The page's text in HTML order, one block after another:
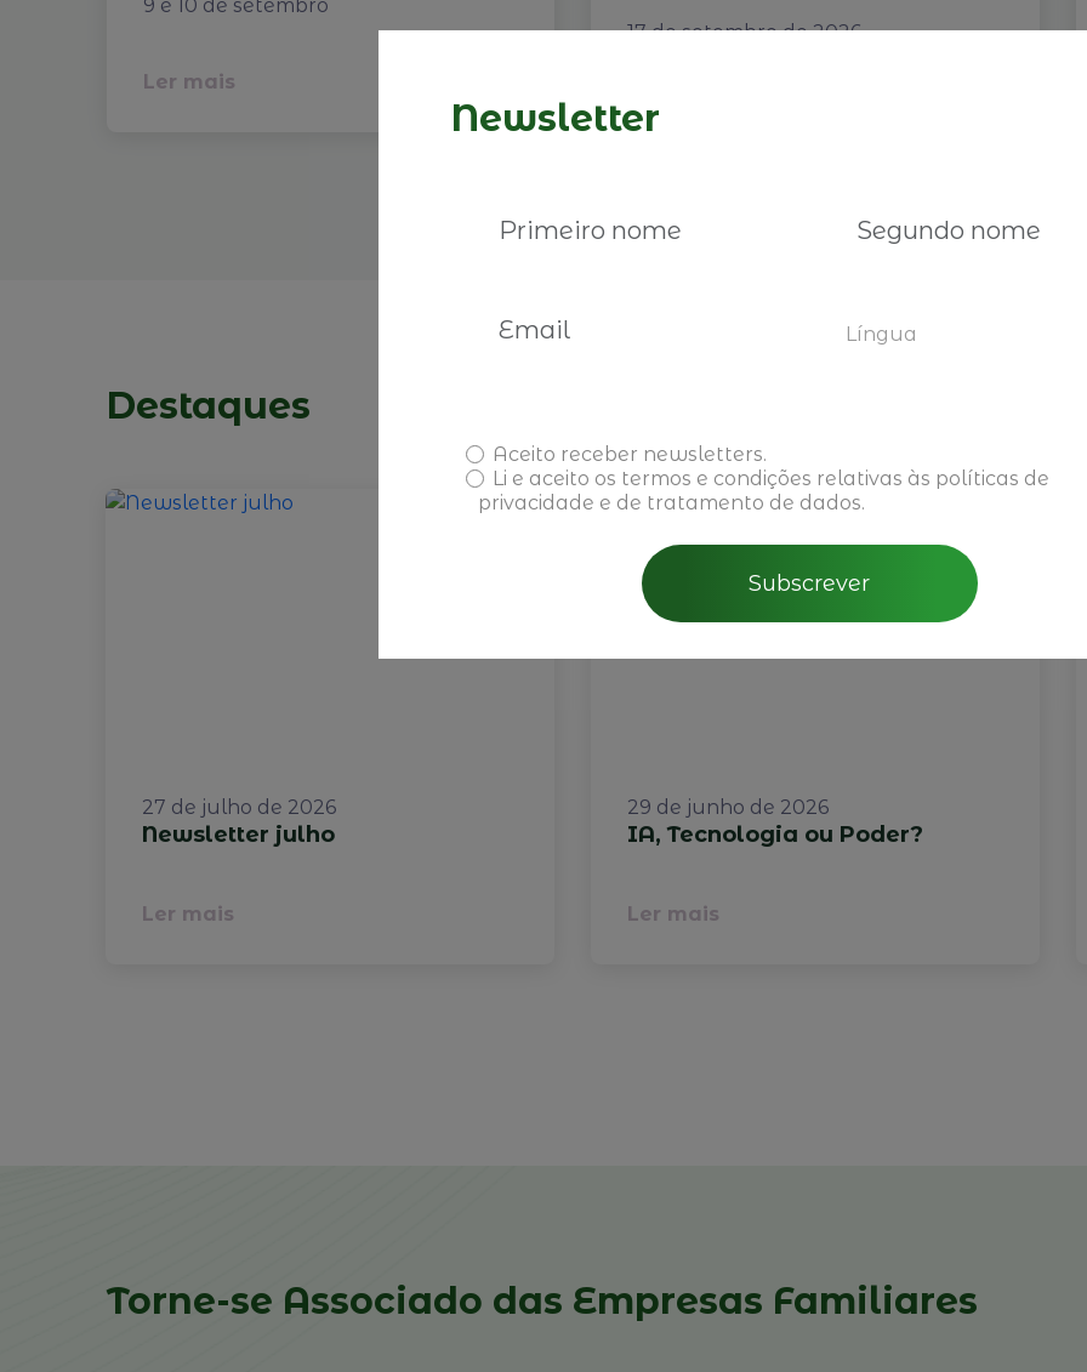
9 e 10 de setembro
Ler mais
17 de setembro de 2026
Ler mais
Destaques
27 de julho de 2026
Newsletter julho
Ler mais
29 de junho de 2026
IA, Tecnologia ou Poder?
Ler mais
Torne-se Associado das Empresas Familiares
Newsletter
Língua
Aceito receber newsletters.
Li e aceito os termos e condições relativas às políticas de
privacidade e de tratamento de dados.
Subscrever